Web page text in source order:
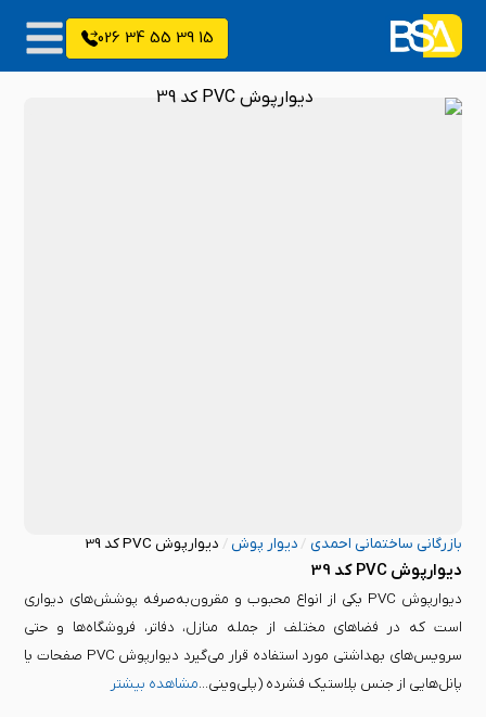
15 39 55 34 026
بازرگانی ساختمانی احمدی / دیوار پوش / دیوارپوش PVC کد 39
دیوارپوش PVC کد 39
دیوارپوش PVC یکی از انواع محبوب و مقرون‌به‌صرفه پوشش‌های دیواری
است که در فضاهای مختلف از جمله منازل، دفاتر، فروشگاه‌ها و حتی
سرویس‌های بهداشتی مورد استفاده قرار می‌گیرد دیوارپوش PVC صفحات یا
پانل‌هایی از جنس پلاستیک فشرده (پلی‌وینی...مشاهده بیشتر